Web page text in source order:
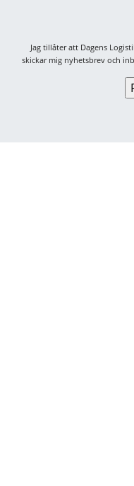
Jag tillåter att Dagens
skickar mig nyhetsbrev och